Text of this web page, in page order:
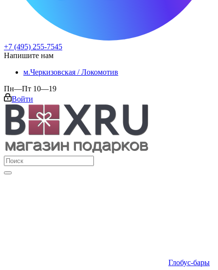
+7 (495) 255-7545
Напишите нам
м.Черкизовская / Локомотив
Пн—Пт 10—19
Войти
Глобус-бары